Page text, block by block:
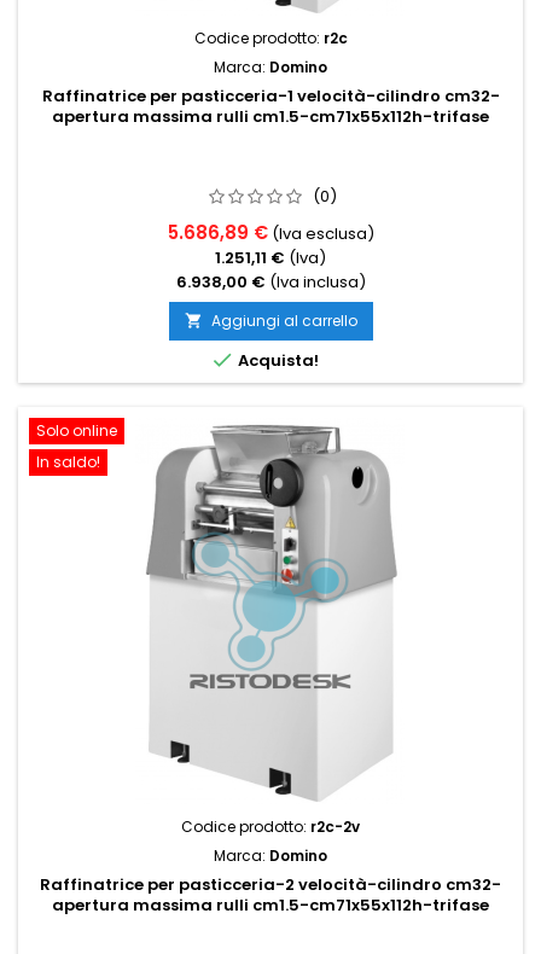
Codice prodotto: r2c
Marca: Domino
Raffinatrice per pasticceria-1 velocità-cilindro cm32-
apertura massima rulli cm1.5-cm71x55x112h-trifase
(0)
5.686,89 € (Iva esclusa)
1.251,11 € (Iva)
6.938,00 € (Iva inclusa)
 Aggiungi al carrello
 Acquista!
Solo online
In saldo!
Codice prodotto: r2c-2v
Marca: Domino
Raffinatrice per pasticceria-2 velocità-cilindro cm32-
apertura massima rulli cm1.5-cm71x55x112h-trifase